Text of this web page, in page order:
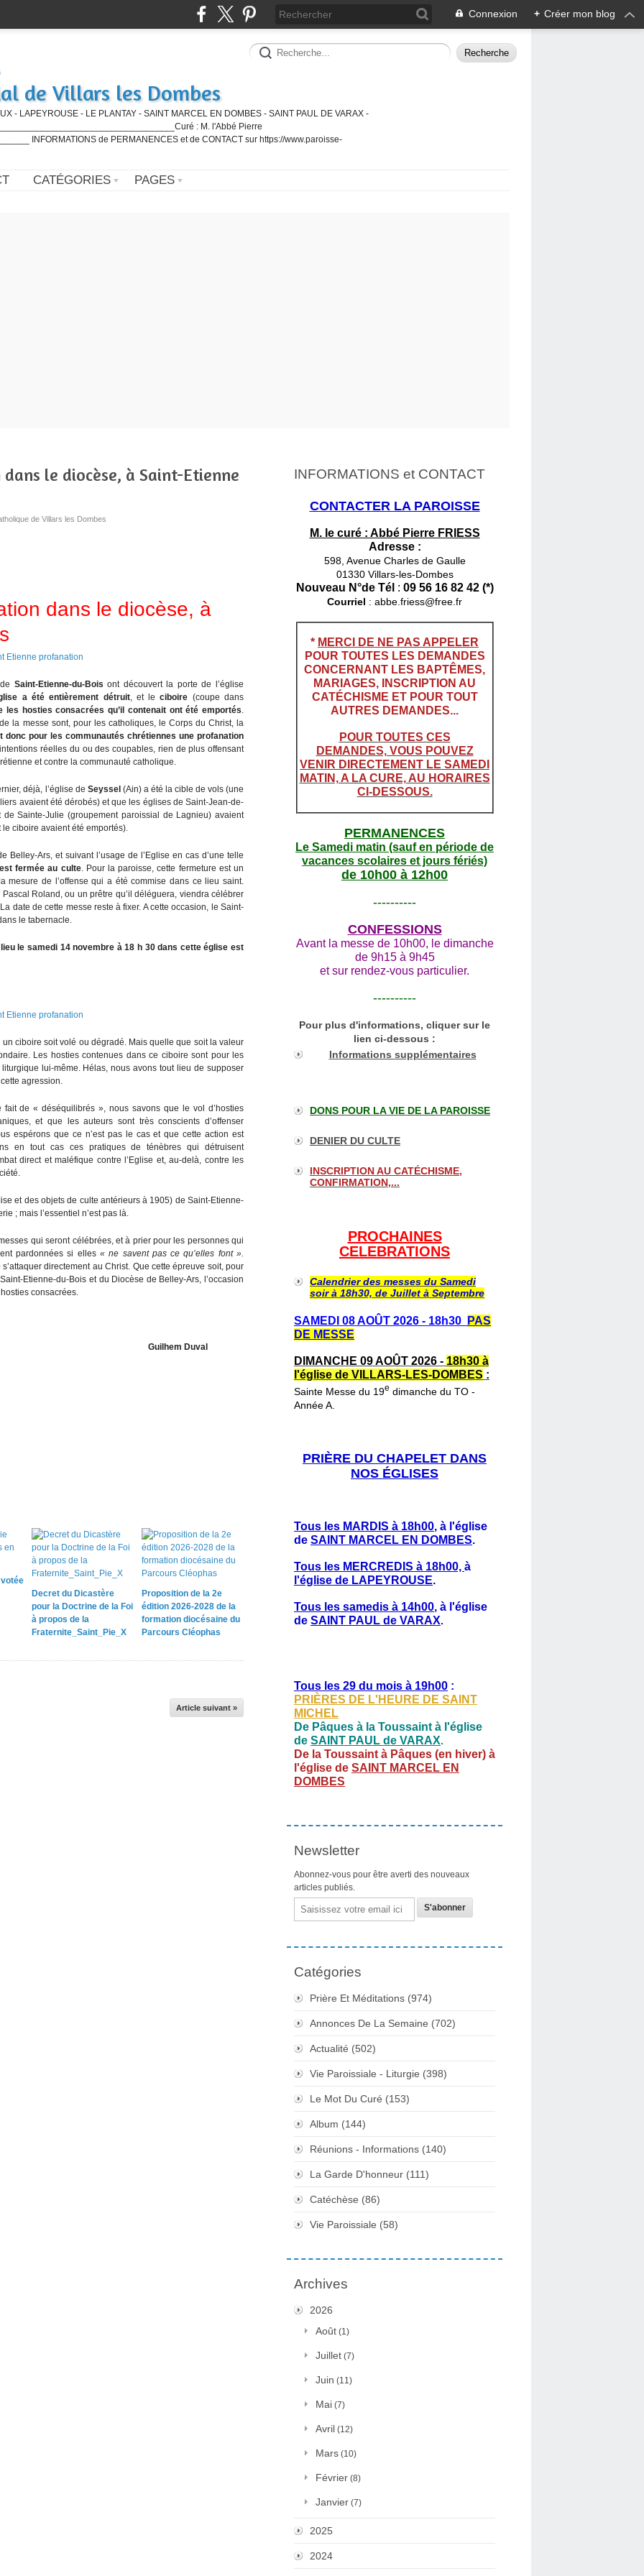
Connexion + Créer mon blog
de Villars les Dombes
- LAPEYROUSE - LE PLANTAY - SAINT MARCEL EN DOMBES - SAINT PAUL DE VARAX -
: M. l'Abbé Pierre
INFORMATIONS de PERMANENCES et de CONTACT sur https://www.paroisse-
CATÉGORIES PAGES
le diocèse, à Saint-Etienne
de Villars les Dombes
dans le diocèse, à
Saint-Etienne-du-Bois ont découvert la porte de l’église
a été entièrement détruit, et le ciboire (coupe dans
les hosties consacrées qu’il contenait ont été emportés.
la messe sont, pour les catholiques, le Corps du Christ, la
donc pour les communautés chrétiennes une profanation
réelles du ou des coupables, rien de plus offensant
et contre la communauté catholique.
déjà, l’église de Seyssel(Ain) a été la cible de vols (une
avaient été dérobés) et que les églises de Saint-Jean-de-
Sainte-Julie (groupement paroissial de Lagnieu) avaient
ciboire avaient été emportés).
Ars, et suivant l’usage de l’Eglise en cas d’une telle
fermée au culte. Pour la paroisse, cette fermeture est un
mesure de l’offense qui a été commise dans ce lieu saint.
Roland, ou un prêtre qu’il déléguera, viendra célébrer
date de cette messe reste à fixer. A cette occasion, le Saint-
le tabernacle.
le samedi 14 novembre à 18 h 30 dans cette église est
un ciboire soit volé ou dégradé. Mais quelle que soit la valeur
Les hosties contenues dans ce ciboire sont pour les
lui-même. Hélas, nous avons tout lieu de supposer
agression.
de « déséquilibrés », nous savons que le vol d’hosties
et que les auteurs sont très conscients d’offenser
espérons que ce n’est pas le cas et que cette action est
en tout cas ces pratiques de ténèbres qui détruisent
direct et maléfique contre l’Eglise et, au-delà, contre les
et des objets de culte antérieurs à 1905) de Saint-Etienne-
; mais l’essentiel n’est pas là.
qui seront célébrées, et à prier pour les personnes qui
pardonnées si elles « ne savent pas ce qu’elles font ».
directement au Christ. Que cette épreuve soit, pour
Etienne-du-Bois et du Diocèse de Belley-Ars, l’occasion
consacrées.
Guilhem Duval
Decret du Dicastère
pour la Doctrine de la Foi
à propos de la
Fraternite_Saint_Pie_X
Proposition de la 2e
édition 2026-2028 de la
formation diocésaine du
Parcours Cléophas
Article suivant »
INFORMATIONS et CONTACT
CONTACTER LA PAROISSE
M. le curé : Abbé Pierre FRIESS
Adresse :
598, Avenue Charles de Gaulle
01330 Villars-les-Dombes
Nouveau N°de Tél : 09 56 16 82 42 (*)
Courriel : abbe.friess@free.fr
* MERCI DE NE PAS APPELER
POUR TOUTES LES DEMANDES
CONCERNANT LES BAPTÊMES,
MARIAGES, INSCRIPTION AU
CATÉCHISME ET POUR TOUT
AUTRES DEMANDES...
POUR TOUTES CES
DEMANDES, VOUS POUVEZ
VENIR DIRECTEMENT LE SAMEDI
MATIN, A LA CURE, AU HORAIRES
CI-DESSOUS.
PERMANENCES
Le Samedi matin (sauf en période de
vacances scolaires et jours fériés)
de 10h00 à 12h00
----------
CONFESSIONS
Avant la messe de 10h00, le dimanche
de 9h15 à 9h45
et sur rendez-vous particulier.
----------
Pour plus d'informations, cliquer sur le
lien ci-dessous :
Informations supplémentaires
DONS POUR LA VIE DE LA PAROISSE
DENIER DU CULTE
INSCRIPTION AU CATÉCHISME,
CONFIRMATION,...
PROCHAINES
CELEBRATIONS
Calendrier des messes du Samedi
soir à 18h30, de Juillet à Septembre
SAMEDI 08 AOÛT 2026 - 18h30
PAS
DE MESSE
DIMANCHE 09 AOÛT 2026 - 18h30 à
l'église de VILLARS-LES-DOMBES :
Sainte Messe du 19e dimanche du TO -
Année A.
PRIÈRE DU CHAPELET DANS
NOS ÉGLISES
Tous les MARDIS à 18h00, à l'église
de SAINT MARCEL EN DOMBES.
Tous les MERCREDIS à 18h00, à
l'église de LAPEYROUSE.
Tous les samedis à 14h00, à l'église
de SAINT PAUL de VARAX.
Tous les 29 du mois à 19h00 :
PRIÈRES DE L'HEURE DE SAINT
MICHEL
De Pâques à la Toussaint à l'église
de SAINT PAUL de VARAX.
De la Toussaint à Pâques (en hiver) à
l'église de SAINT MARCEL EN
DOMBES
Newsletter
Abonnez-vous pour être averti des nouveaux
articles publiés.
Email
Catégories
Prière Et Méditations (974)
Annonces De La Semaine (702)
Actualité (502)
Vie Paroissiale - Liturgie (398)
Le Mot Du Curé (153)
Album (144)
Réunions - Informations (140)
La Garde D'honneur (111)
Catéchèse (86)
Vie Paroissiale (58)
Archives
2026
Août (1)
Juillet (7)
Juin (11)
Mai (7)
Avril (12)
Mars (10)
Février (8)
Janvier (7)
2025
2024